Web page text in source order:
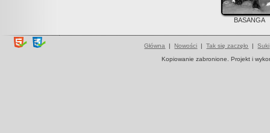
BASANGA
Główna | Nowości |Tak się zaczęło |Suki
Kopiowanie zabronione. Projekt i